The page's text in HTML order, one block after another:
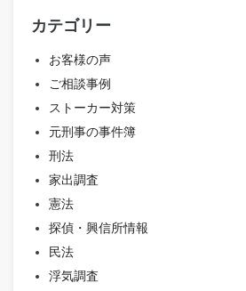
カテゴリー
お客様の声
ご相談事例
ストーカー対策
元刑事の事件簿
刑法
家出調査
憲法
探偵・興信所情報
民法
浮気調査